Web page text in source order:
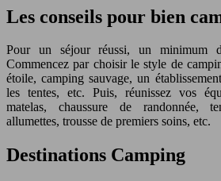
Les conseils pour bien
Pour un séjour réussi, un minimum
Commencez par choisir le style de
étoile, camping sauvage, un
les tentes, etc. Puis, réunissez vos
matelas, chaussure de randonnée,
allumettes, trousse de premiers soins, etc.
Destinations Camping